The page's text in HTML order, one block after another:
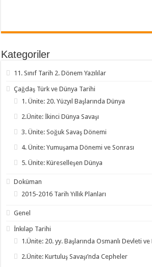
Kategoriler
11. Sınıf Tarih 2. Dönem Yazılılar
Çağdaş Türk ve Dünya Tarihi
1. Ünite: 20. Yüzyıl Başlarında Dünya
2.Ünite: İkinci Dünya Savaşı
3. Ünite: Soğuk Savaş Dönemi
4. Ünite: Yumuşama Dönemi ve Sonrası
5. Ünite: Küreselleşen Dünya
Doküman
2015-2016 Tarih Yıllık Planları
Genel
İnkılap Tarihi
1.Ünite: 20. yy. Başlarında Osmanlı Devleti ve
2.Ünite: Kurtuluş Savaşı’nda Cepheler